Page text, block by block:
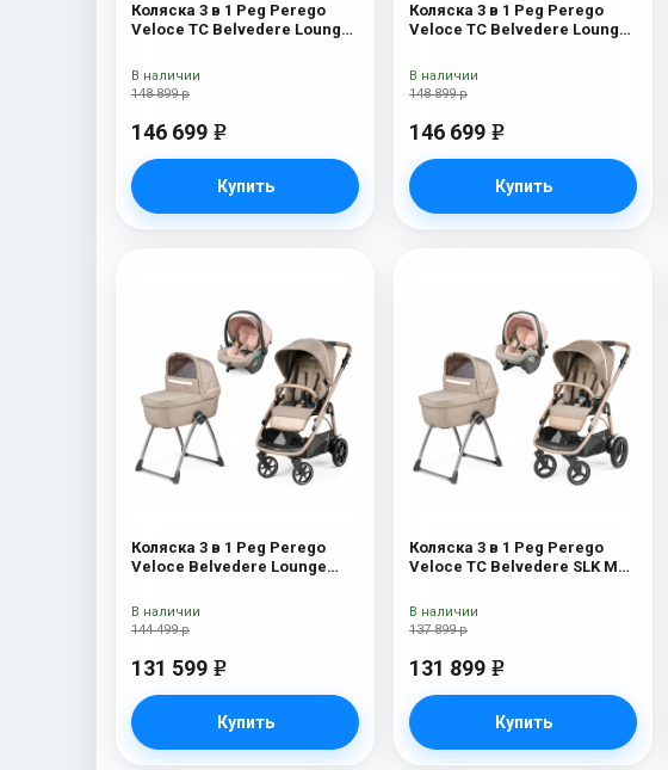
Коляска 3 в 1 Peg Perego
Veloce TC Belvedere Lounge
148 899 р
146 699 e
Купить
В наличии
Коляска 3 в 1 Peg Perego
Veloce TC Belvedere Lounge
148 899 р
146 699 e
Купить
В наличии
Коляска 3 в 1 Peg Perego
Veloce Belvedere Lounge
144 499 р
131 599 e
Купить
В наличии
Коляска 3 в 1 Peg Perego
Veloce TC Belvedere SLK Mon
137 899 р
131 899 e
Купить
В наличии